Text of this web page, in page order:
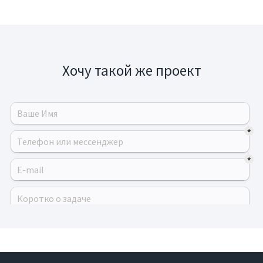
Хочу такой же проект